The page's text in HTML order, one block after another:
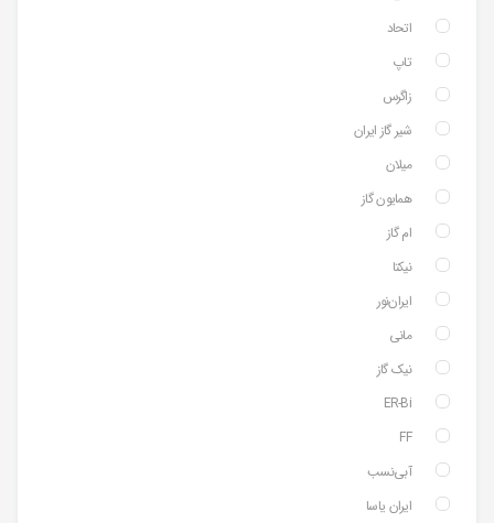
اتحاد
تاپ
زاگرس
شیر گاز ایران
میلان
همایون گاز
ام گاز
نیکتا
ایران‌نور
مانی
نیک گاز
ER-Bi
FF
آبی‌نسب
ایران یاسا